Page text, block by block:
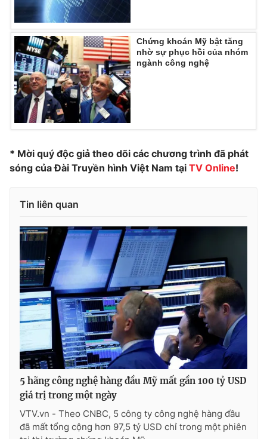
VTV Sức khoẻ Bất động sản
Thị trường 24h Tấm lòng Việt
VTV4 Vươn mình bằng AI
VTV9 VTV8
Liên hệ tòa soạn English
THỜI BÁO VTV
Theo dõi báo trên
Cơ quan chủ quản:Đài Truyền hình Việt Nam
Cơ quan báo chí:Thời báo VTV
Giấy phép hoạt động báo in và báo điện tử số 483/GP-BTTTT
cấp ngày 29/12/2023
Tổng Biên tập:Vũ Thanh Thủy
Phó Tổng Biên tập:Nguyễn Thị Mỹ Hạnh, Phạm Quốc Thắng,
Nguyễn Trọng Ninh
Tổng đài VTV:024.38 355 931 - 024.38 355 932
Chứng khoán Mỹ bật tăng
nhờ sự phục hồi của nhóm
ngành công nghệ
* Mời quý độc giả theo dõi các chương trình đã phát
sóng của Đài Truyền hình Việt Nam tại TV Online!
Tin liên quan
5 hãng công nghệ hàng đầu Mỹ mất gần 100 tỷ USD
giá trị trong một ngày
VTV.vn - Theo CNBC, 5 công ty công nghệ hàng đầu
đã mất tổng cộng hơn 97,5 tỷ USD chỉ trong một phiên